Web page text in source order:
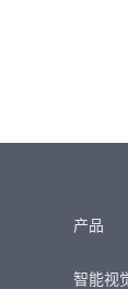
产品
智能视